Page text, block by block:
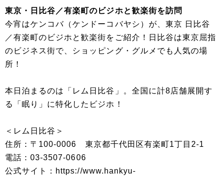
東京・日比谷／有楽町のビジホと歓楽街を訪問
今宵はケンコバ（ケンドーコバヤシ）が、東京 日比谷
／有楽町のビジホと歓楽街をご紹介！日比谷は東京屈指
のビジネス街で、ショッピング・グルメでも人気の場
所！
本日泊まるのは「レム日比谷」。全国に計8店舗展開す
る「眠り」に特化したビジホ！
＜レム日比谷＞
住所：〒100-0006 東京都千代田区有楽町1丁目2-1
電話：03-3507-0606
公式サイト：https://www.hankyu-